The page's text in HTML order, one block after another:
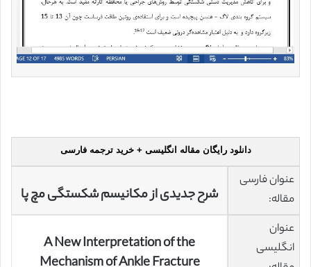
دانلود رایگان مقاله انگلیسی + خرید ترجمه فارسی
عنوان فارسی
مقاله:
شرح جدیدی از مکانیسم شکستگی مچ پا
عنوان
انگلیسی
A New Interpretation of the